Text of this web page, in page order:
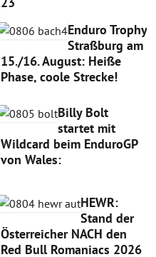
Enduro Trophy
Straßburg am
15./16. August: Heiße
Phase, coole Strecke!
Billy Bolt
startet mit
Wildcard beim EnduroGP
von Wales:
HEWR:
Stand der
Österreicher NACH den
Red Bull Romaniacs 2026